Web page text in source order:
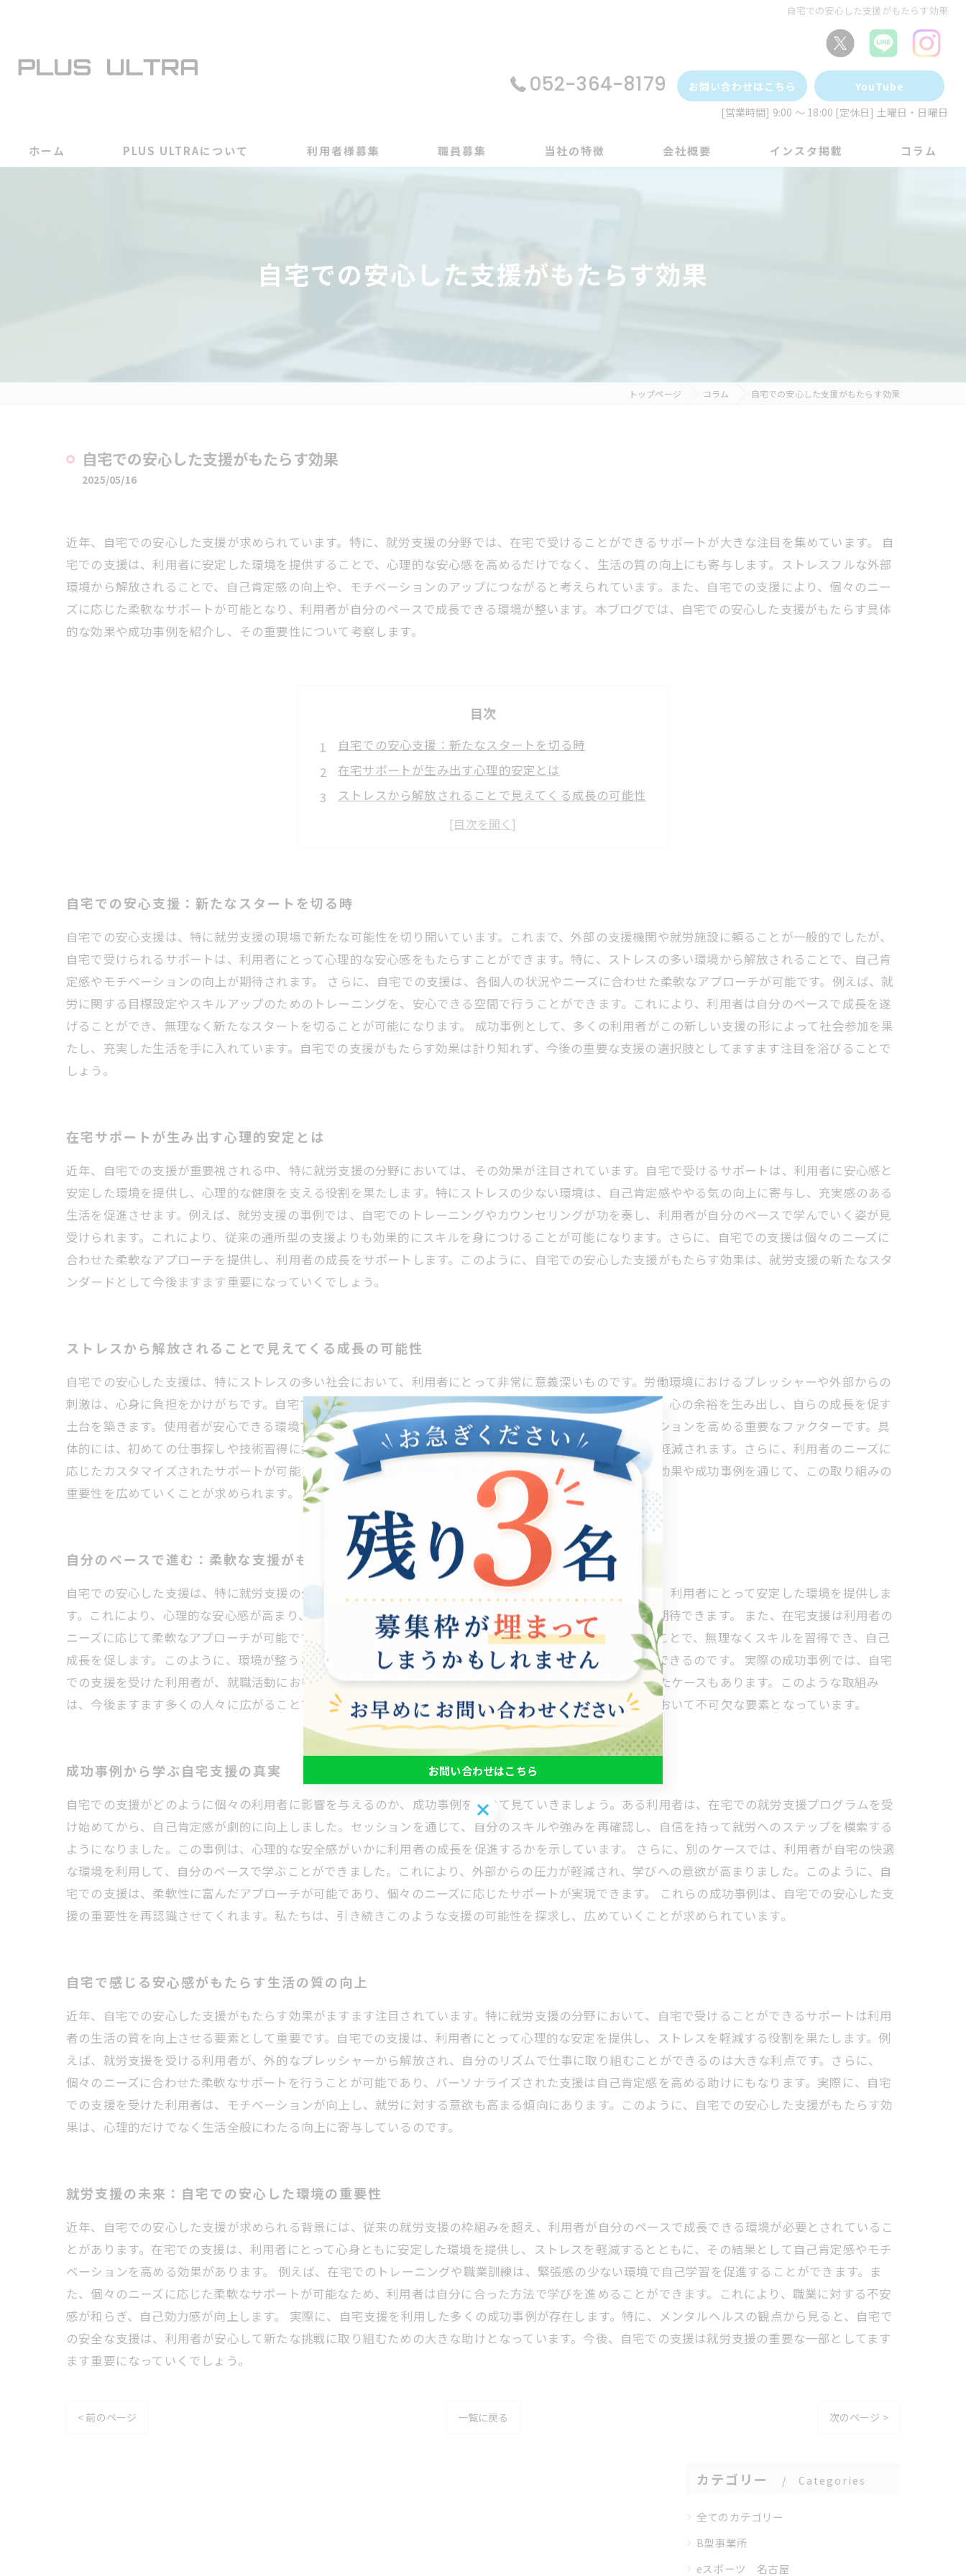
自宅での安心した支援がもたらす効果
052-364-8179 お問い合わせはこちら
YouTube
[営業時間] 9:00 ～ 18:00 [定休日] 土曜日・日曜日
ホーム PLUS ULTRAについて 利用者様募集 職員募集 当社の特徴
動画編集
会社概要 インスタ掲載 コラム
自宅での安心した支援がもたらす効果
トップページ コラム 自宅での安心した支援がもたらす効果
自宅での安心した支援がもたらす効果
2025/05/16
近年、自宅での安心した支援が求められています。特に、就労支援の分野では、在宅で受けることができるサポートが大きな注目を集めています。 自
宅での支援は、利用者に安定した環境を提供することで、心理的な安心感を高めるだけでなく、生活の質の向上にも寄与します。ストレスフルな外部
環境から解放されることで、自己肯定感の向上や、モチベーションのアップにつながると考えられています。また、自宅での支援により、個々のニー
ズに応じた柔軟なサポートが可能となり、利用者が自分のペースで成長できる環境が整います。本ブログでは、自宅での安心した支援がもたらす具体
的な効果や成功事例を紹介し、その重要性について考察します。
目次
自宅での安心支援：新たなスタートを切る時
在宅サポートが生み出す心理的安定とは
ストレスから解放されることで見えてくる成長の可能性
自分のペースで進む：柔軟な支援がもたらすメリット
就労支援の未来：自宅での安心した環境の重要性
自宅での安心支援：新たなスタートを切る時
自宅での安心支援は、特に就労支援の現場で新たな可能性を切り開いています。これまで、外部の支援機関や就労施設に頼ることが一般的でしたが、
自宅で受けられるサポートは、利用者にとって心理的な安心感をもたらすことができます。特に、ストレスの多い環境から解放されることで、自己肯
定感やモチベーションの向上が期待されます。 さらに、自宅での支援は、各個人の状況やニーズに合わせた柔軟なアプローチが可能です。例えば、就
労に関する目標設定やスキルアップのためのトレーニングを、安心できる空間で行うことができます。これにより、利用者は自分のペースで成長を遂
げることができ、無理なく新たなスタートを切ることが可能になります。 成功事例として、多くの利用者がこの新しい支援の形によって社会参加を果
たし、充実した生活を手に入れています。自宅での支援がもたらす効果は計り知れず、今後の重要な支援の選択肢としてますます注目を浴びることで
しょう。
在宅サポートが生み出す心理的安定とは
近年、自宅での支援が重要視される中、特に就労支援の分野においては、その効果が注目されています。自宅で受けるサポートは、利用者に安心感と
安定した環境を提供し、心理的な健康を支える役割を果たします。特にストレスの少ない環境は、自己肯定感ややる気の向上に寄与し、充実感のある
生活を促進させます。例えば、就労支援の事例では、自宅でのトレーニングやカウンセリングが功を奏し、利用者が自分のペースで学んでいく姿が見
受けられます。これにより、従来の通所型の支援よりも効果的にスキルを身につけることが可能になります。さらに、自宅での支援は個々のニーズに
合わせた柔軟なアプローチを提供し、利用者の成長をサポートします。このように、自宅での安心した支援がもたらす効果は、就労支援の新たなスタ
ンダードとして今後ますます重要になっていくでしょう。
ストレスから解放されることで見えてくる成長の可能性
自宅での安心した支援は、特にストレスの多い社会において、利用者にとって非常に意義深いものです。労働環境におけるプレッシャーや外部からの
刺激は、心身に負担をかけがちです。自宅での支援は、これらのストレス要因から解放されることによって、心の余裕を生み出し、自らの成長を促す
土台を築きます。使用者が安心できる環境で受ける支援は、心理的な安心感を高め、自己肯定感やモチベーションを高める重要なファクターです。具
体的には、初めての仕事探しや技術習得に挑戦する際にも、自分のペースで進められるため、焦りや不安が軽減されます。さらに、利用者のニーズに
応じたカスタマイズされたサポートが可能なため、効率的な成長が期待できます。今後も、自宅での支援の効果や成功事例を通じて、この取り組みの
重要性を広めていくことが求められます。
自分のペースで進む：柔軟な支援がもたらすメリット
自宅での安心した支援は、特に就労支援の分野で大きな注目を集めています。自宅で受けられるサポートは、利用者にとって安定した環境を提供しま
す。これにより、心理的な安心感が高まり、ストレスの少ない空間で自己肯定感やモチベーションの向上が期待できます。 また、在宅支援は利用者の
ニーズに応じて柔軟なアプローチが可能です。例えば、一人一人のペースに合わせたプログラムが組まれることで、無理なくスキルを習得でき、自己
成長を促します。このように、環境が整うことで、利用者は自信を持って社会復帰へ向けて取り組むことができるのです。 実際の成功事例では、自宅
での支援を受けた利用者が、就職活動において自らのペースで進めた結果、充実した職場を得ることができたケースもあります。このような取組み
は、今後ますます多くの人々に広がることでしょう。自宅での安心した支援がもたらす効果は、現代社会において不可欠な要素となっています。
成功事例から学ぶ自宅支援の真実
自宅での支援がどのように個々の利用者に影響を与えるのか、成功事例を通じて見ていきましょう。ある利用者は、在宅での就労支援プログラムを受
け始めてから、自己肯定感が劇的に向上しました。セッションを通じて、自分のスキルや強みを再確認し、自信を持って就労へのステップを模索する
ようになりました。この事例は、心理的な安全感がいかに利用者の成長を促進するかを示しています。 さらに、別のケースでは、利用者が自宅の快適
な環境を利用して、自分のペースで学ぶことができました。これにより、外部からの圧力が軽減され、学びへの意欲が高まりました。このように、自
宅での支援は、柔軟性に富んだアプローチが可能であり、個々のニーズに応じたサポートが実現できます。 これらの成功事例は、自宅での安心した支
援の重要性を再認識させてくれます。私たちは、引き続きこのような支援の可能性を探求し、広めていくことが求められています。
自宅で感じる安心感がもたらす生活の質の向上
近年、自宅での安心した支援がもたらす効果がますます注目されています。特に就労支援の分野において、自宅で受けることができるサポートは利用
者の生活の質を向上させる要素として重要です。自宅での支援は、利用者にとって心理的な安定を提供し、ストレスを軽減する役割を果たします。例
えば、就労支援を受ける利用者が、外的なプレッシャーから解放され、自分のリズムで仕事に取り組むことができるのは大きな利点です。さらに、
個々のニーズに合わせた柔軟なサポートを行うことが可能であり、パーソナライズされた支援は自己肯定感を高める助けにもなります。実際に、自宅
での支援を受けた利用者は、モチベーションが向上し、就労に対する意欲も高まる傾向にあります。このように、自宅での安心した支援がもたらす効
果は、心理的だけでなく生活全般にわたる向上に寄与しているのです。
就労支援の未来：自宅での安心した環境の重要性
近年、自宅での安心した支援が求められる背景には、従来の就労支援の枠組みを超え、利用者が自分のペースで成長できる環境が必要とされているこ
とがあります。在宅での支援は、利用者にとって心身ともに安定した環境を提供し、ストレスを軽減するとともに、その結果として自己肯定感やモチ
ベーションを高める効果があります。 例えば、在宅でのトレーニングや職業訓練は、緊張感の少ない環境で自己学習を促進することができます。ま
た、個々のニーズに応じた柔軟なサポートが可能なため、利用者は自分に合った方法で学びを進めることができます。これにより、職業に対する不安
感が和らぎ、自己効力感が向上します。 実際に、自宅支援を利用した多くの成功事例が存在します。特に、メンタルヘルスの観点から見ると、自宅で
の安全な支援は、利用者が安心して新たな挑戦に取り組むための大きな助けとなっています。今後、自宅での支援は就労支援の重要な一部としてます
ます重要になっていくでしょう。
< 前のページ 一覧に戻る 次のページ >
カテゴリー Categories
全てのカテゴリー
B型事業所
eスポーツ 名古屋
お問い合わせはこちら
お問い合わせはこちら